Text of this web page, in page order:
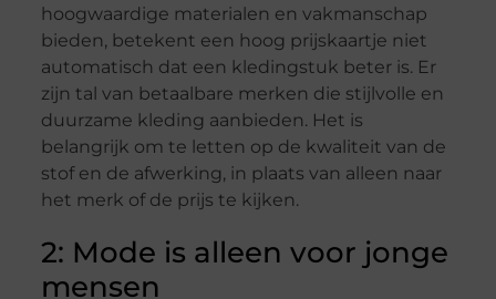
hoogwaardige materialen en vakmanschap
bieden, betekent een hoog prijskaartje niet
automatisch dat een kledingstuk beter is. Er
zijn tal van betaalbare merken die stijlvolle en
duurzame kleding aanbieden. Het is
belangrijk om te letten op de kwaliteit van de
stof en de afwerking, in plaats van alleen naar
het merk of de prijs te kijken.
2: Mode is alleen voor jonge
mensen